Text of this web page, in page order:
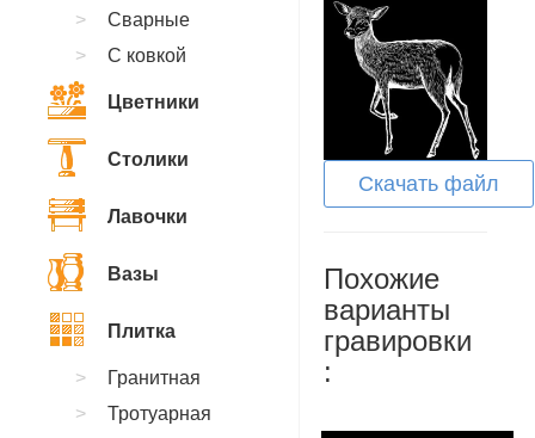
Скачать файл
Похожие
варианты
гравировки
:
Сварные
С ковкой
Цветники
Столики
Лавочки
Вазы
Плитка
Гранитная
Тротуарная